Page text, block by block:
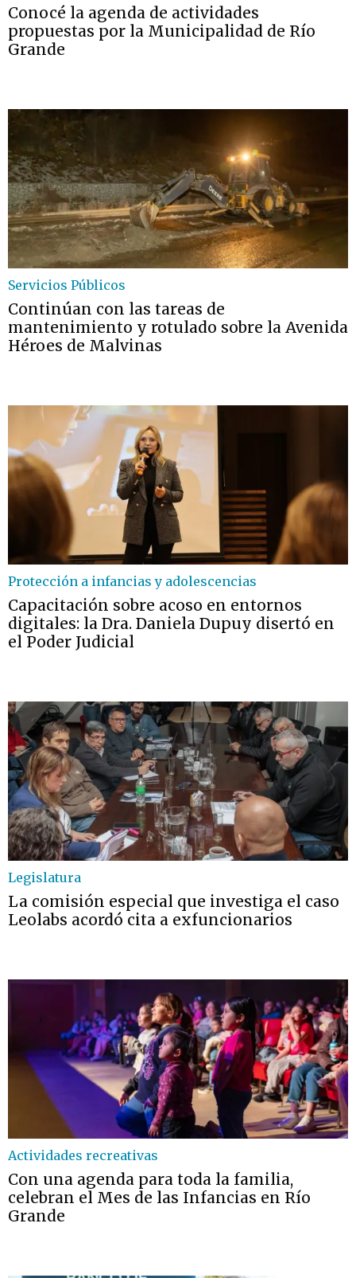
Conocé la agenda de actividades
propuestas por la Municipalidad de Río
Grande
Servicios Públicos
Continúan con las tareas de
mantenimiento y rotulado sobre la Avenida
Héroes de Malvinas
Protección a infancias y adolescencias
Capacitación sobre acoso en entornos
digitales: la Dra. Daniela Dupuy disertó en
el Poder Judicial
Legislatura
La comisión especial que investiga el caso
Leolabs acordó cita a exfuncionarios
Actividades recreativas
Con una agenda para toda la familia,
celebran el Mes de las Infancias en Río
Grande